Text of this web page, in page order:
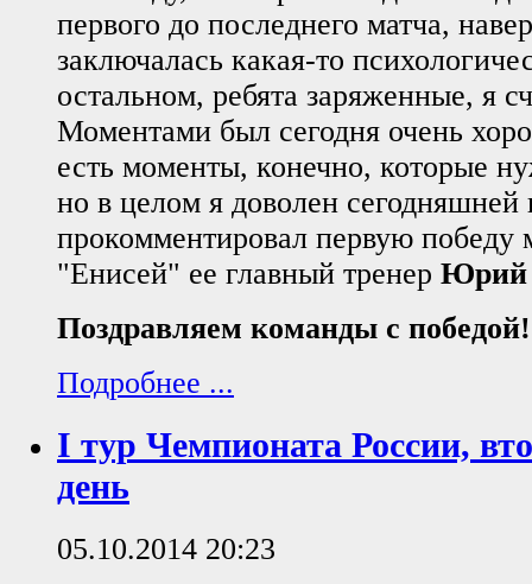
первого до последнего матча,
заключалась какая-то
остальном, ребята заряженные, я
Моментами был сегодня очень
есть моменты, конечно, которые
но в целом я доволен сегодняшней
прокомментировал первую
"Енисей" ее главный тренер Юрий
Поздравляем команды с победой!
Подробнее ...
I тур Чемпионата России,
день
05.10.2014 20:23